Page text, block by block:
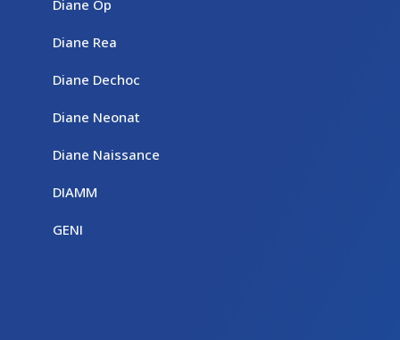
Diane Op
Diane Rea
Diane Dechoc
Diane Neonat
Diane Naissance
DIAMM
GENI